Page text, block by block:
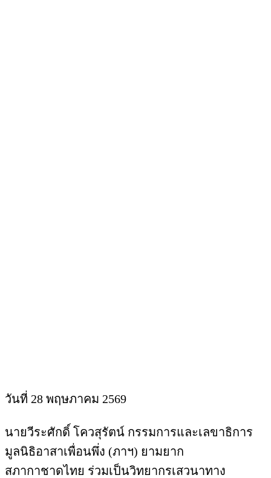
วันที่ 28 พฤษภาคม 2569
นายวีระศักดิ์ โควสุรัตน์ กรรมการและเลขาธิการ
มูลนิธิอาสาเพื่อนพึ่ง (ภาฯ) ยามยาก
สภากาชาดไทย ร่วมเป็นวิทยากรเสวนาทาง